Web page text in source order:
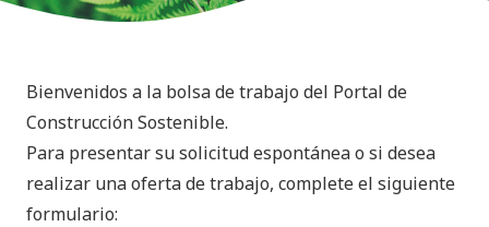
Bienvenidos a la bolsa de trabajo del Portal de
Construcción Sostenible.
Para presentar su solicitud espontánea o si desea
realizar una oferta de trabajo, complete el siguiente
formulario: